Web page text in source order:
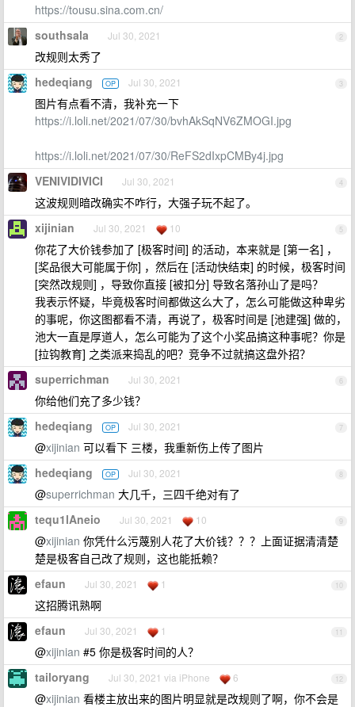
https://tousu.sina.com.cn/
2
southsala Jul 30, 2021
改规则太秀了
3
hedeqiang OP Jul 30, 2021
图片有点看不清，我补充一下
https://i.loli.net/2021/07/30/bvhAkSqNV6ZMOGI.jpg
https://i.loli.net/2021/07/30/ReFS2dIxpCMBy4j.jpg
4
VENIVIDIVICI Jul 30, 2021
这波规则暗改确实不咋行，大强子玩不起了。
5
xijinian Jul 30, 2021 10
你花了大价钱参加了 [极客时间] 的活动，本来就是 [第一名] ，
[奖品很大可能属于你] ，然后在 [活动快结束] 的时候，极客时间
[突然改规则] ，导致你直接 [被扣分] 导致名落孙山了是吗？
我表示怀疑，毕竟极客时间都做这么大了，怎么可能做这种卑劣
的事呢，你这图都看不清，再说了，极客时间是 [池建强] 做的，
池大一直是厚道人，怎么可能为了这个小奖品搞这种事呢？你是
[拉钩教育] 之类派来捣乱的吧？竞争不过就搞这盘外招？
6
superrichman Jul 30, 2021
你给他们充了多少钱？
7
hedeqiang OP Jul 30, 2021
@xijinian 可以看下 三楼，我重新伤上传了图片
8
hedeqiang OP Jul 30, 2021
@superrichman 大几千，三四千绝对有了
9
tequ1lAneio Jul 30, 2021 10
@xijinian 你凭什么污蔑别人花了大价钱？？？上面证据清清楚
楚是极客自己改了规则，这也能抵赖？
10
efaun Jul 30, 2021 1
这招腾讯熟啊
11
efaun Jul 30, 2021 1
@xijinian #5 你是极客时间的人？
12
tailoryang Jul 30, 2021 via iPhone 6
@xijinian 看楼主放出来的图片明显就是改规则了啊，你不会是